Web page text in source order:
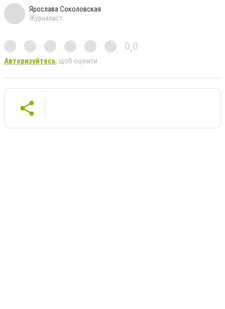
Ярослава Соколовская
Журналист
0,0
Авторизуйтесь, щоб оцінити